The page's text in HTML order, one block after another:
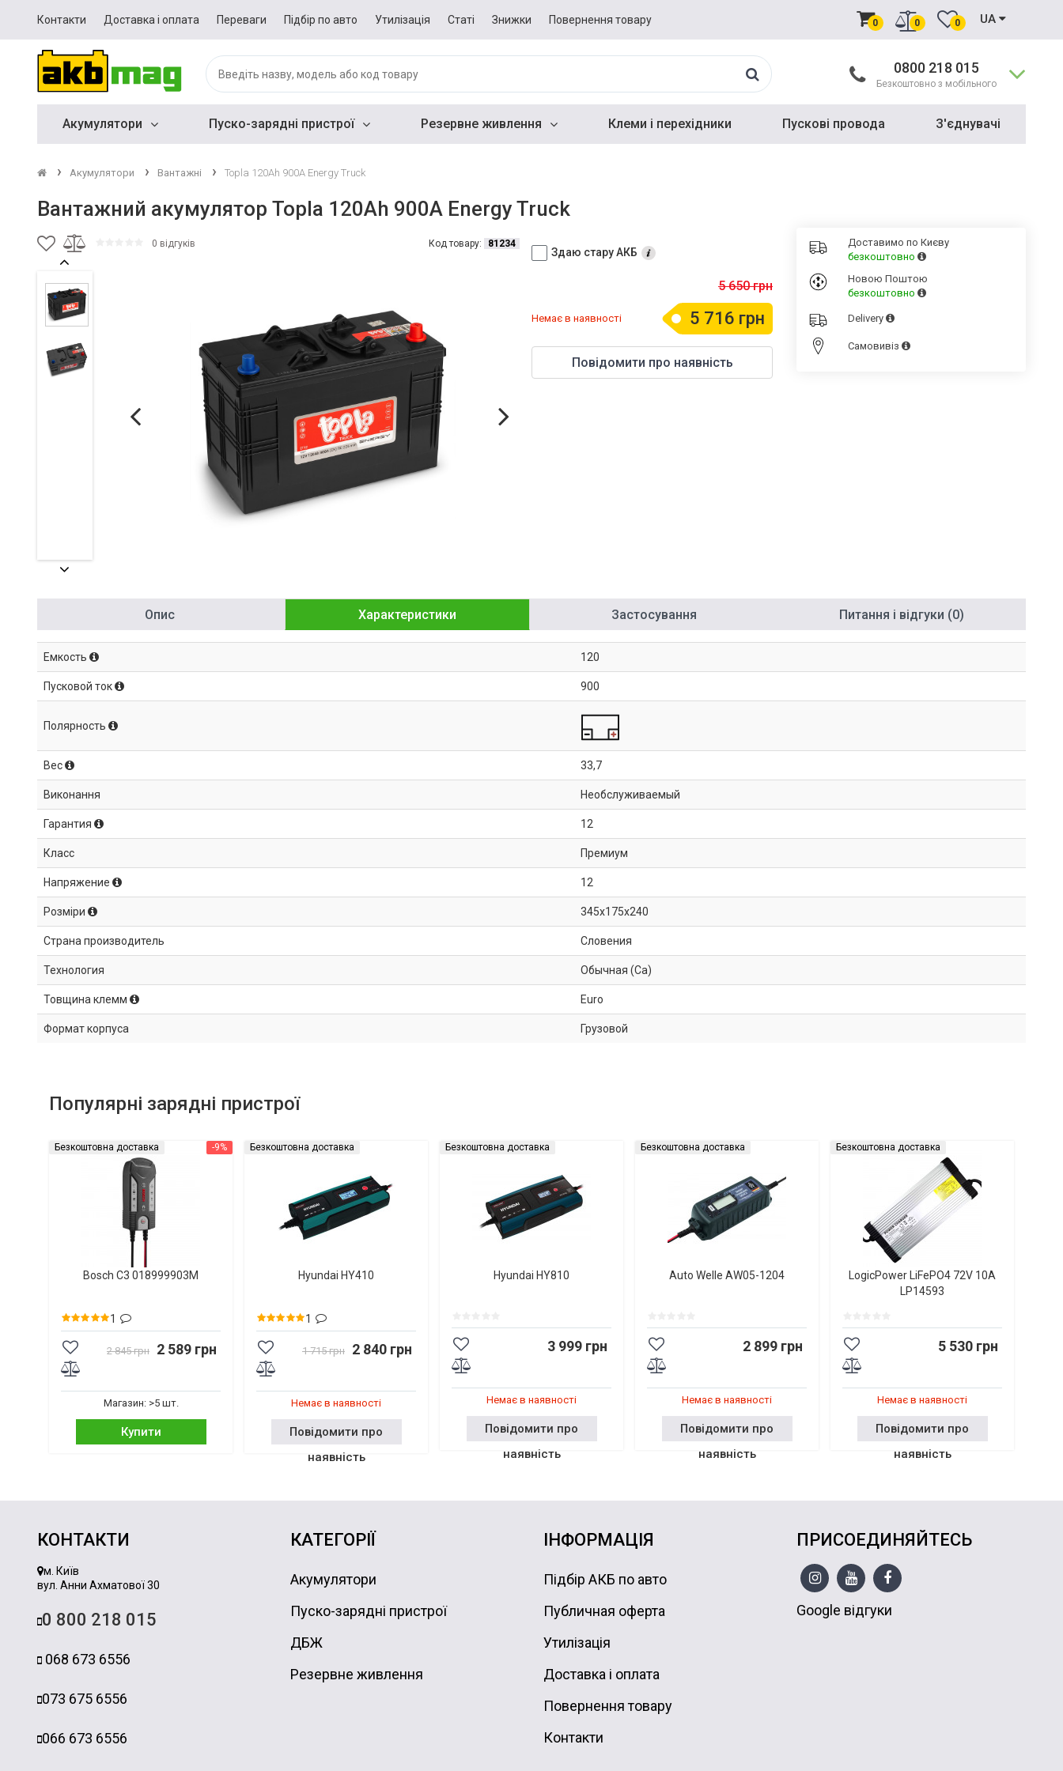
Контакти Доставка і оплата Переваги Підбір по авто Утилізація Статі Знижки Повернення товару 0 0 0 UA
0800 218 015
Безкоштовно з мобільного
Акумулятори Пуско-зарядні пристрої Резервне живлення Клеми і перехідники Пускові провода З'єднувачі
Акумулятори Вантажні Topla 120Ah 900A Energy Truck
Вантажний акумулятор Topla 120Ah 900A Energy Truck
0 відгуків Код товару: 81234
Здаю стару АКБ
5 650 грн
5 716 грн
Немає в наявності
Повідомити про наявність
Доставимо по Києву
безкоштовно
Новою Поштою
безкоштовно
Delivery
Cамовивіз
Опис Характеристики Застосування Питання і відгуки (0)
Емкость 120
Пусковой ток 900
Полярность
Вес 33,7
Виконання Необслуживаемый
Гарантия 12
Класс Премиум
Напряжение 12
Розміри 345x175x240
Страна производитель Словения
Технология Обычная (Ca)
Товщина клемм Euro
Формат корпуса Грузовой
Популярні зарядні пристрої
-9%
Безкоштовна доставка
Bosch C3 018999903M
1
2 845 грн 2 589 грн
Магазин: >5 шт.
Купити
Безкоштовна доставка
Hyundai HY410
1
1 715 грн 2 840 грн
Немає в наявності
Повідомити про
наявність
Безкоштовна доставка
Hyundai HY810
3 999 грн
Немає в наявності
Повідомити про
наявність
Безкоштовна доставка
Auto Welle AW05-1204
2 899 грн
Немає в наявності
Повідомити про
наявність
Безкоштовна доставка
LogicPower LiFePO4 72V 10A
LP14593
5 530 грн
Немає в наявності
Повідомити про
наявність
КОНТАКТИ
м. Київ
вул. Анни Ахматової 30
0 800 218 015
068 673 6556
073 675 6556
066 673 6556
КАТЕГОРІЇ
Акумулятори
Пуско-зарядні пристрої
ДБЖ
Резервне живлення
ІНФОРМАЦІЯ
Підбір АКБ по авто
Публичная оферта
Утилізація
Доставка і оплата
Повернення товару
Контакти
ПРИСОЕДИНЯЙТЕСЬ
Google відгуки